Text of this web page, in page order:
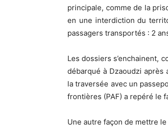
principale, comme de la
en une interdiction du
passagers transportés : 2
Les dossiers s’enchainent,
débarqué à Dzaoudzi
la traversée avec un
frontières (PAF) a repéré le
Une autre façon de mettre